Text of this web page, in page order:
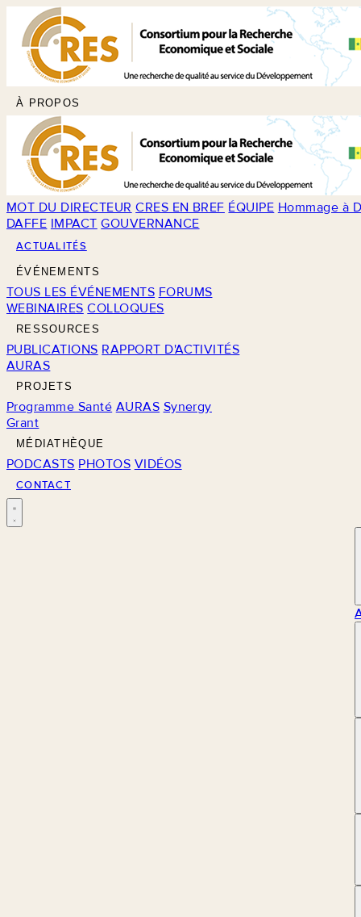
À PROPOS
MOT DU DIRECTEUR CRES EN BREF ÉQUIPE Hommage à
DAFFE IMPACT GOUVERNANCE
ACTUALITÉS
ÉVÉNEMENTS
TOUS LES ÉVÉNEMENTS FORUMS
WEBINAIRES COLLOQUES
RESSOURCES
PUBLICATIONS RAPPORT D'ACTIVITÉS
AURAS
PROJETS
Programme Santé AURAS Synergy
Grant
MÉDIATHÈQUE
PODCASTS PHOTOS VIDÉOS
CONTACT